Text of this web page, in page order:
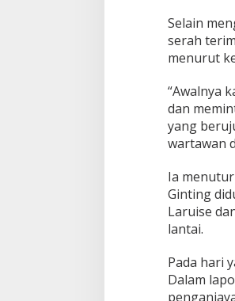
d
a
n
H
r
a
p
k
a
K
e
p
a
i
a
n
Selain
serah
menurut
“Awalnya
dan
yang
wartawan
Ia
Ginting
Laruise
lantai.
Pada hari
Dalam